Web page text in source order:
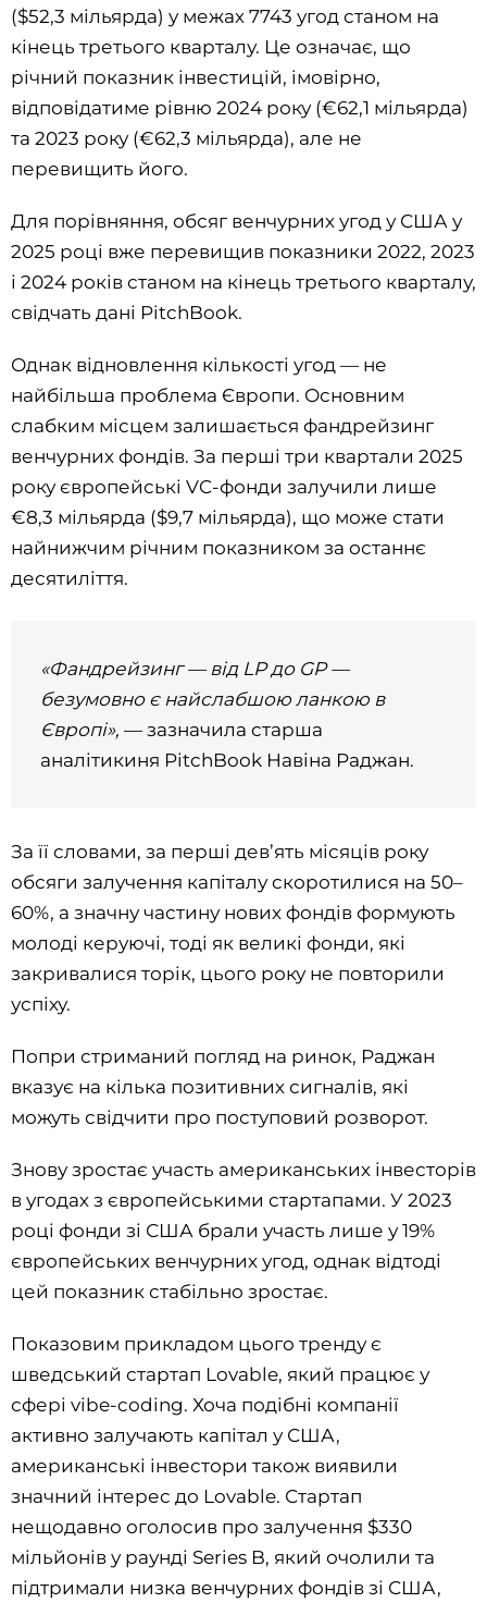
($52,3 мільярда) у межах 7743 угод станом на
кінець третього кварталу. Це означає, що
річний показник інвестицій, імовірно,
відповідатиме рівню 2024 року (€62,1 мільярда)
та 2023 року (€62,3 мільярда), але не
перевищить його.
Для порівняння, обсяг венчурних угод у США у
2025 році вже перевищив показники 2022, 2023
і 2024 років станом на кінець третього кварталу,
свідчать дані PitchBook.
Однак відновлення кількості угод — не
найбільша проблема Європи. Основним
слабким місцем залишається фандрейзинг
венчурних фондів. За перші три квартали 2025
року європейські VC-фонди залучили лише
€8,3 мільярда ($9,7 мільярда), що може стати
найнижчим річним показником за останнє
десятиліття.
«Фандрейзинг — від LP до GP —
безумовно є найслабшою ланкою в
Європі», — зазначила старша
аналітикиня PitchBook Навіна Раджан.
За її словами, за перші дев’ять місяців року
обсяги залучення капіталу скоротилися на 50–
60%, а значну частину нових фондів формують
молоді керуючі, тоді як великі фонди, які
закривалися торік, цього року не повторили
успіху.
Попри стриманий погляд на ринок, Раджан
вказує на кілька позитивних сигналів, які
можуть свідчити про поступовий розворот.
Знову зростає участь американських інвесторів
в угодах з європейськими стартапами. У 2023
році фонди зі США брали участь лише у 19%
європейських венчурних угод, однак відтоді
цей показник стабільно зростає.
Показовим прикладом цього тренду є
шведський стартап Lovable, який працює у
сфері vibe-coding. Хоча подібні компанії
активно залучають капітал у США,
американські інвестори також виявили
значний інтерес до Lovable. Стартап
нещодавно оголосив про залучення $330
мільйонів у раунді Series B, який очолили та
підтримали низка венчурних фондів зі США,